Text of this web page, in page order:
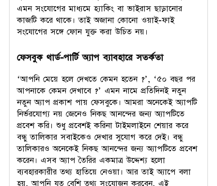
এমন সংযোগের মাধ্যমে হ্যাকিং বা ভাইরাস ছাড়ানোর
কাজটি করে থাকে। তাই অজানা কোনো ওয়াই-ফাই
সংযোগের সঙ্গে ফোন যুক্ত করা উচিত নয়।
ফেসবুক থার্ড-পার্টি অ্যাপ ব্যাবহারে সতর্কতা
‘আপনি মেয়ে হলে দেখতে কেমন হতেন ?’, ‘৫০ বছর পর
আপনাকে কেমন দেখাবে ?’ এমন নামে প্রতিদিনই নতুন
নতুন অ্যাপ প্রকাশ পায় ফেসবুকে। আমরা অনেকেই অ্যাপটি
নির্ভরযোগ্য নয় জেনেও নিকছ আনন্দের জন্য অ্যাপটিতে
প্রবেশ করি। শুধু প্রবেশই করিনা টাইমলাইনে শেয়ার করে
বন্ধু তালিকার সবাইকেও দেখার সুযোগ করে দেই। বন্ধু
তালিকারও অনেকেই নিকছ আনন্দের জন্য অ্যাপটিতে প্রবেশ
করেন। এসব অ্যাপ তৈরির একমাত্র উদ্দেশ্য হলো
ব্যবহারকারীর তথ্য হাতিয়ে নেওয়া। আর তাই অ্যাপে বলা
হয়, আপনি যত বেশি তথ্য সংযোজন করবেন, এই